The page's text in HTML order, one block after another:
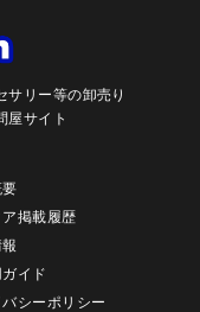
サリー等の卸売り
屋サイト
ア掲載履歴
イド
シーポリシー